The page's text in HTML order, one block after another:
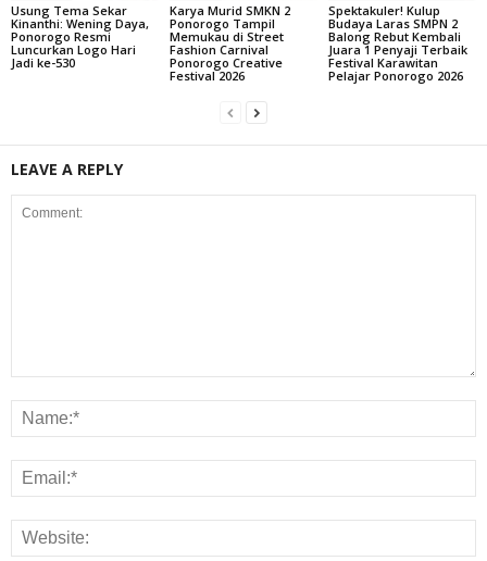
Usung Tema Sekar
Kinanthi: Wening Daya,
Ponorogo Resmi
Luncurkan Logo Hari
Jadi ke-530
Karya Murid SMKN 2
Ponorogo Tampil
Memukau di Street
Fashion Carnival
Ponorogo Creative
Festival 2026
Spektakuler! Kulup
Budaya Laras SMPN 2
Balong Rebut Kembali
Juara 1 Penyaji Terbaik
Festival Karawitan
Pelajar Ponorogo 2026
LEAVE A REPLY